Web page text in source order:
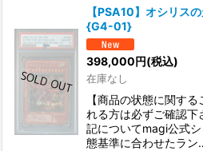
【PSA10】オシリス
{G4-01}
398,000円(税込)
在庫なし
【商品の状態に関す
れる方は必ずご確認下
記についてmagi公式
態基準に合わせたラン